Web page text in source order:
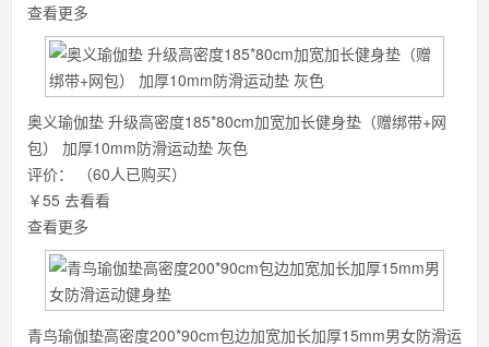
查看更多
奥义瑜伽垫 升级高密度185*80cm加宽加长健身垫（赠绑带+网
包） 加厚10mm防滑运动垫 灰色
评价：
（60人已购买）
￥55 去看看
查看更多
青鸟瑜伽垫高密度200*90cm包边加宽加长加厚15mm男女防滑运